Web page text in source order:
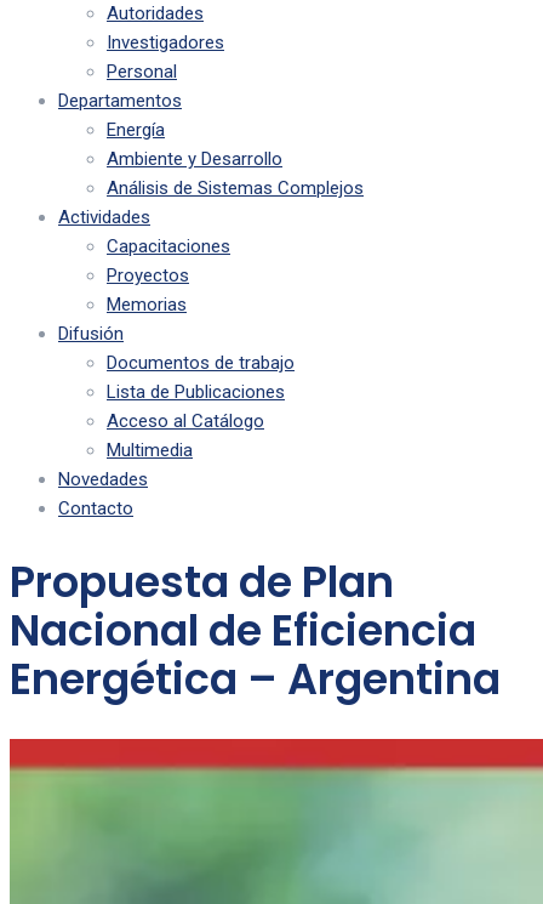
Autoridades
Investigadores
Personal
Departamentos
Energía
Ambiente y Desarrollo
Análisis de Sistemas Complejos
Actividades
Capacitaciones
Proyectos
Memorias
Difusión
Documentos de trabajo
Lista de Publicaciones
Acceso al Catálogo
Multimedia
Novedades
Contacto
Propuesta de Plan
Nacional de Eficiencia
Energética – Argentina